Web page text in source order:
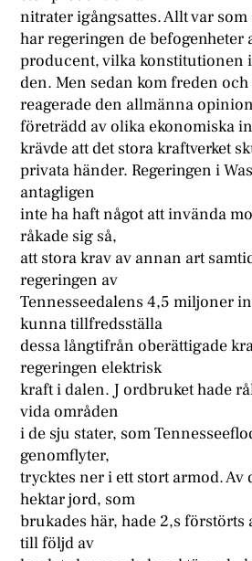
nitrater igångsattes. Allt var
har regeringen de befogenheter
producent, vilka konstitutionen
den. Men sedan kom freden och
reagerade den allmänna
företrädd av olika ekonomiska
krävde att det stora kraftverket
privata händer. Regeringen i
antagligen
inte ha haft något att invända
råkade sig så,
att stora krav av annan art
regeringen av
Tennesseedalens 4,5 miljoner
kunna tillfredsställa
dessa långtifrån oberättigade
regeringen elektrisk
kraft i dalen. J ordbruket hade
vida områden
i de sju stater, som
genomflyter,
trycktes ner i ett stort armod. Av
hektar jord, som
brukades här, hade 2,s förstörts
till följd av